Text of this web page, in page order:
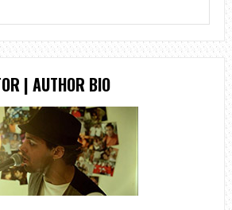
| AUTHOR BIO